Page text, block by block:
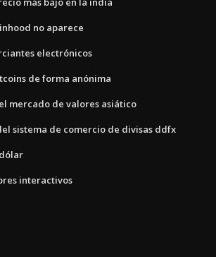
no aparece
electrónicos
de forma anónima
mercado de valores asiático
sistema de comercio de divisas ddfx
interactivos